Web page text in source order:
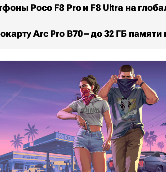
Poco F8 Pro и F8 Ultra на
Arc Pro B70 – до 32 ГБ памяти